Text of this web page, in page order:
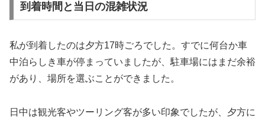
到着時間と当日の混雑状況
私が到着したのは夕方17時ごろでした。すでに何台か車
中泊らしき車が停まっていましたが、駐車場にはまだ余裕
があり、場所を選ぶことができました。
日中は観光客やツーリング客が多い印象でしたが、夕方に